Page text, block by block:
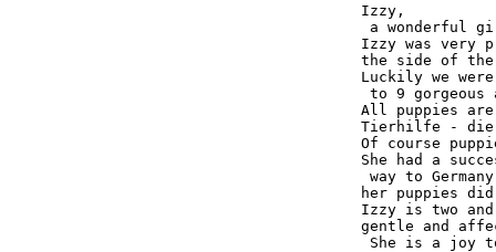
Izzy,
a wonderful
Izzy was very
the side of
Luckily we
to 9 gorgeous
All puppies
Tierhilfe -
Of course
She had a
way to
her puppies
Izzy is two
gentle and
She is a joy